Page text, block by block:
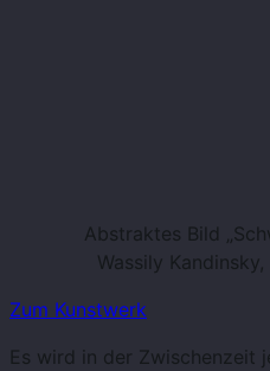
Abstraktes Bild
Wassily
Zum Kunstwerk
Es wird in der Zwischenzeit